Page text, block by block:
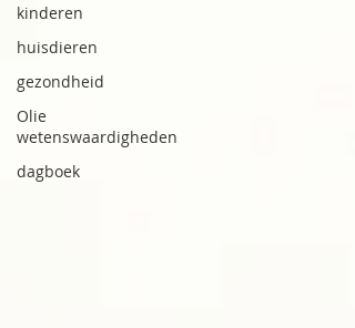
kinderen
huisdieren
gezondheid
Olie
wetenswaardigheden
dagboek